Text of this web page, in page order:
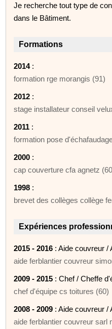
Je recherche tout type de
dans le Bâtiment.
Formations
2014:
formation rge morangis (91)
2012 :
stage installateur conseil
2011 :
formation pose
2000 :
cap couverture cfa agnetz
1998 :
brevet des collèges collège
Expériences
2015 - 2016 : Aide couvreur /
aide ferblantier couvreur
2009 - 2015 : Chef / Cheffe
chef d'équipe cs toitures (60)
2008 - 2009 : Aide couvreur /
aide ferblantier couvreur sarl